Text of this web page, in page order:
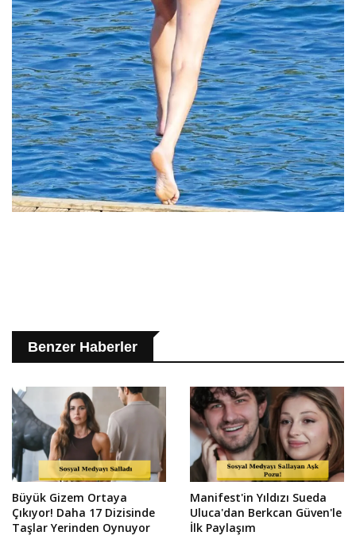
Benzer Haberler
Büyük Gizem Ortaya
Çıkıyor! Daha 17 Dizisinde
Taşlar Yerinden Oynuyor
Manifest'in Yıldızı Sueda
Uluca'dan Berkcan Güven'le
İlk Paylaşım